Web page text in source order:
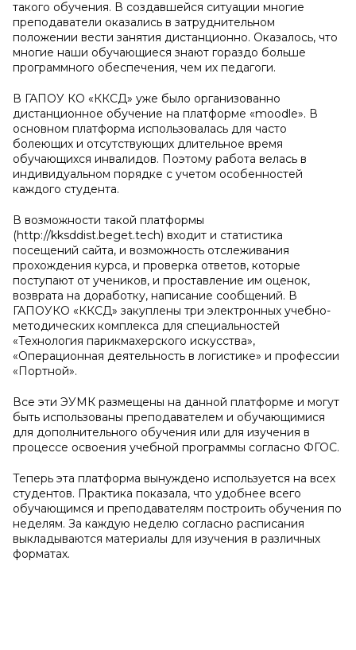
такого обучения. В создавшейся ситуации многие
преподаватели оказались в затруднительном
положении вести занятия дистанционно. Оказалось, что
многие наши обучающиеся знают гораздо больше
программного обеспечения, чем их педагоги.
В ГАПОУ КО «ККСД» уже было организованно
дистанционное обучение на платформе «moodle». В
основном платформа использовалась для часто
болеющих и отсутствующих длительное время
обучающихся инвалидов. Поэтому работа велась в
индивидуальном порядке с учетом особенностей
каждого студента.
В возможности такой платформы
(http://kksddist.beget.tech) входит и статистика
посещений сайта, и возможность отслеживания
прохождения курса, и проверка ответов, которые
поступают от учеников, и проставление им оценок,
возврата на доработку, написание сообщений. В
ГАПОУКО «ККСД» закуплены три электронных учебно-
методических комплекса для специальностей
«Технология парикмахерского искусства»,
«Операционная деятельность в логистике» и профессии
«Портной».
Все эти ЭУМК размещены на данной платформе и могут
быть использованы преподавателем и обучающимися
для дополнительного обучения или для изучения в
процессе освоения учебной программы согласно ФГОС.
Теперь эта платформа вынуждено используется на всех
студентов. Практика показала, что удобнее всего
обучающимся и преподавателям построить обучения по
неделям. За каждую неделю согласно расписания
выкладываются материалы для изучения в различных
форматах.